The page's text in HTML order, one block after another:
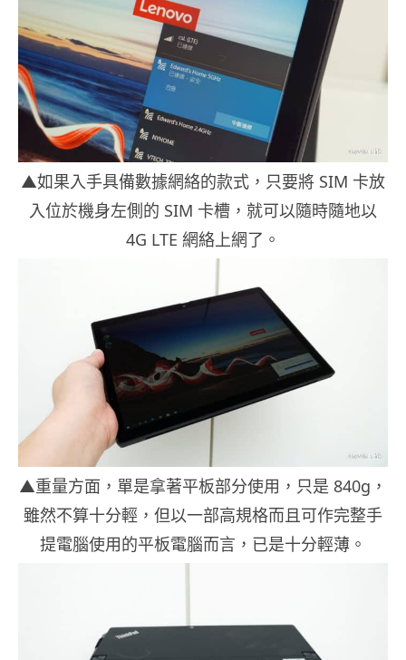
▲如果入手具備數據網絡的款式，只要將 SIM 卡放
入位於機身左側的 SIM 卡槽，就可以隨時隨地以
4G LTE 網絡上網了。
▲重量方面，單是拿著平板部分使用，只是 840g，
雖然不算十分輕，但以一部高規格而且可作完整手
提電腦使用的平板電腦而言，已是十分輕薄。